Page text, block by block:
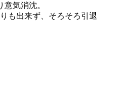
気消沈。
も出来ず、そろそろ引退